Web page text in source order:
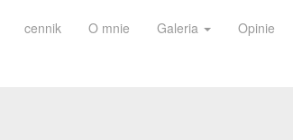
cennik O mnie Galeria Opinie